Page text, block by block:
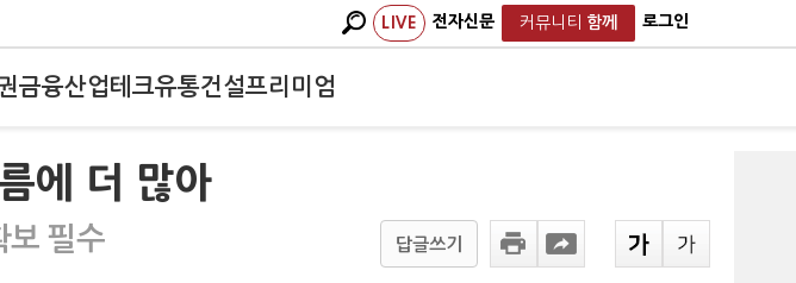
LIVE 전자신문 커뮤니티 함께 로그인
금융산업테크유통건설프리미엄
에 더 많아
보 필수 답글쓰기